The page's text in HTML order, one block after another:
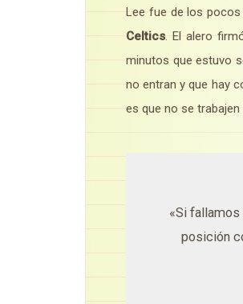
Lee fue de los
Celtics. El alero
minutos que estuvo
no entran y que hay
es que no se
«Si
posición